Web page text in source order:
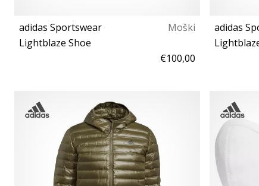
adidas Sportswear
Moški
Lightblaze Shoe
€100,00
41⅓
adidas